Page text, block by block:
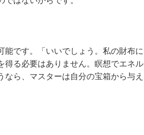
です。「いいでしょう。私の財布に
得る必要はありません。瞑想でエネル
ら、マスターは自分の宝箱から与え